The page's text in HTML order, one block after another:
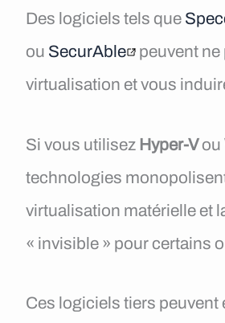
Des logiciels tels que
ou SecurAble
peuvent ne
virtualisation et vous
Si vous utilisez Hyper-Vou
technologies
virtualisation matérielle et
« invisible » pour certains
Ces logiciels tiers peuvent